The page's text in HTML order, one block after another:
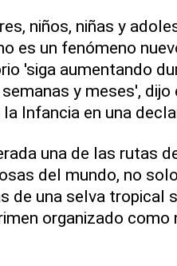
niños, niñas y
es un fenómeno
'siga aumentando
y meses',
Infancia en una
una de las rutas
del mundo, no
de una selva tropical
organizado